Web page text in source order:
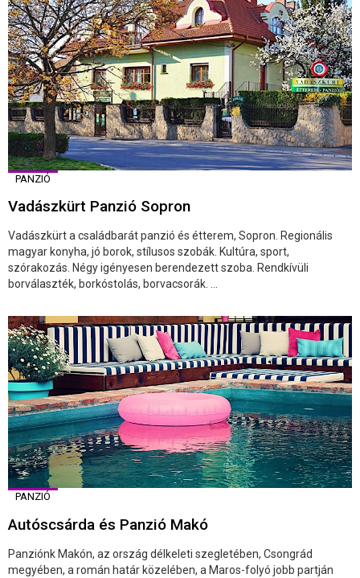
PANZIÓ
Vadászkürt Panzió Sopron
Vadászkürt a családbarát panzió és étterem, Sopron. Regionális
magyar konyha, jó borok, stílusos szobák. Kultúra, sport,
szórakozás. Négy igényesen berendezett szoba. Rendkívüli
borválaszték, borkóstolás, borvacsorák. ...
PANZIÓ
Autóscsárda és Panzió Makó
Panziónk Makón, az ország délkeleti szegletében, Csongrád
megyében, a román határ közelében, a Maros-folyó jobb partján